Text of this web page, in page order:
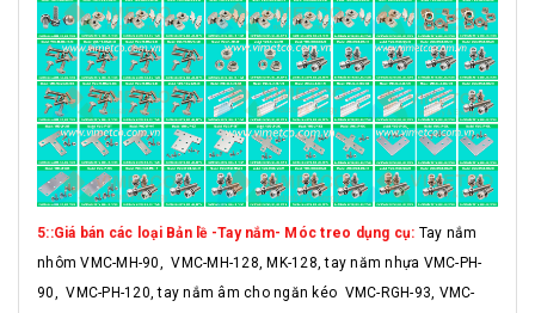
5::Giá bán các loại Bản lề -Tay nắm- Móc treo dụng cụ: Tay nắm
nhôm VMC-MH-90, VMC-MH-128, MK-128, tay năm nhựa VMC-PH-
90, VMC-PH-120, tay nắm âm cho ngăn kéo VMC-RGH-93, VMC-